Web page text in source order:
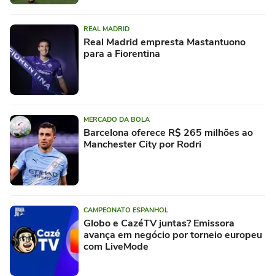
REAL MADRID
Real Madrid empresta Mastantuono
para a Fiorentina
MERCADO DA BOLA
Barcelona oferece R$ 265 milhões ao
Manchester City por Rodri
CAMPEONATO ESPANHOL
Globo e CazéTV juntas? Emissora
avança em negócio por torneio europeu
com LiveMode